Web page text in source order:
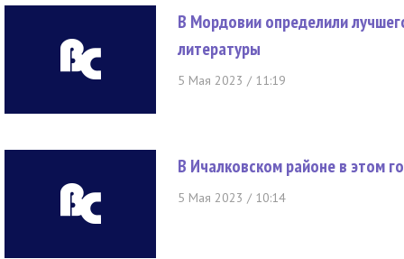
В Мордовии определили
литературы
5 Мая 2023 / 11:19
В Ичалковском районе в этом
5 Мая 2023 / 10:14